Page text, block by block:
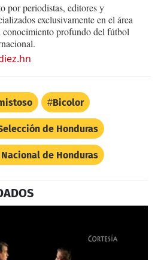
por periodistas, editores y
exclusivamente en el área
profundo del fútbol
Bicolor
de Honduras
de Honduras